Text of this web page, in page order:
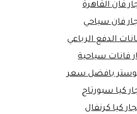
فان القاهرة
فان سياحي
الدفع الرباعي
فانات سياحية
كوستر بافضل سعر
كيا سبورتاج
كيا كرنفال